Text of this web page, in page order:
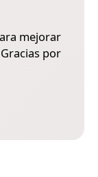
mejorar
por